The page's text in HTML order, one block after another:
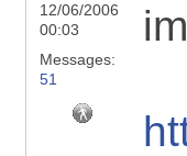
12/06/2006
00:03
Messages:
51